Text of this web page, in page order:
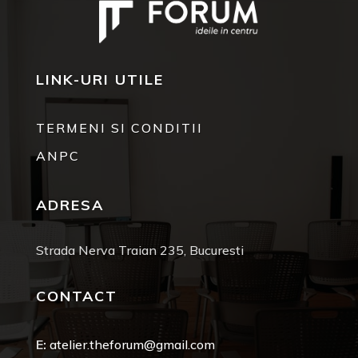
LINK-URI UTILE
TERMENI SI CONDITII
ANPC
ADRESA
Strada Nerva Traian 235, Bucuresti
CONTACT
E: atelier.theforum@gmail.com